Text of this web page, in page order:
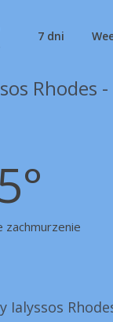
7 dni
Rhodes
zachmurzenie
Ialyssos